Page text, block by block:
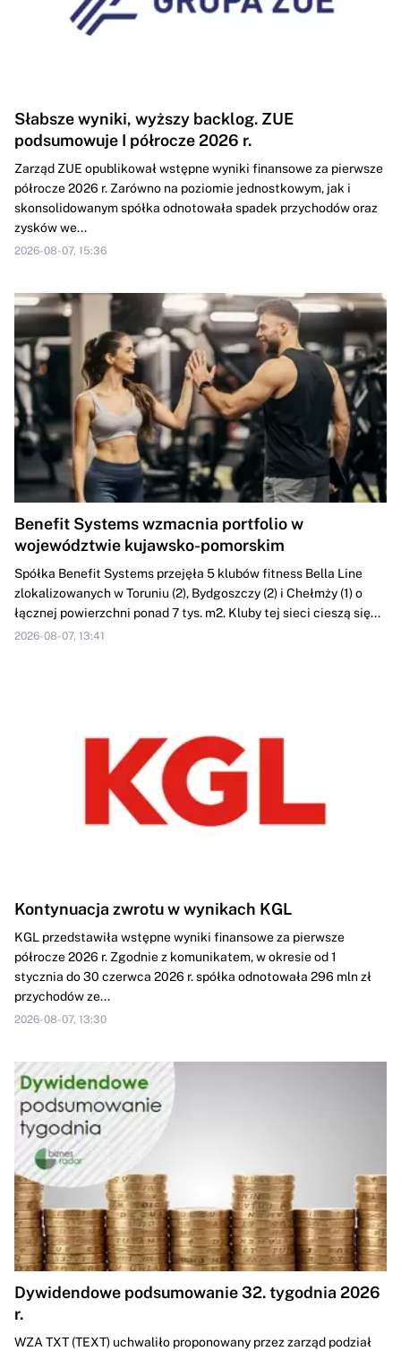
Słabsze wyniki, wyższy backlog. ZUE
podsumowuje I półrocze 2026 r.
Zarząd ZUE opublikował wstępne wyniki finansowe za pierwsze
półrocze 2026 r. Zarówno na poziomie jednostkowym, jak i
skonsolidowanym spółka odnotowała spadek przychodów oraz
zysków we...
2026-08-07, 15:36
Benefit Systems wzmacnia portfolio w
województwie kujawsko-pomorskim
Spółka Benefit Systems przejęła 5 klubów fitness Bella Line
zlokalizowanych w Toruniu (2), Bydgoszczy (2) i Chełmży (1) o
łącznej powierzchni ponad 7 tys. m2. Kluby tej sieci cieszą się...
2026-08-07, 13:41
Kontynuacja zwrotu w wynikach KGL
KGL przedstawiła wstępne wyniki finansowe za pierwsze
półrocze 2026 r. Zgodnie z komunikatem, w okresie od 1
stycznia do 30 czerwca 2026 r. spółka odnotowała 296 mln zł
przychodów ze...
2026-08-07, 13:30
Dywidendowe podsumowanie 32. tygodnia 2026
r.
WZA TXT (TEXT) uchwaliło proponowany przez zarząd podział